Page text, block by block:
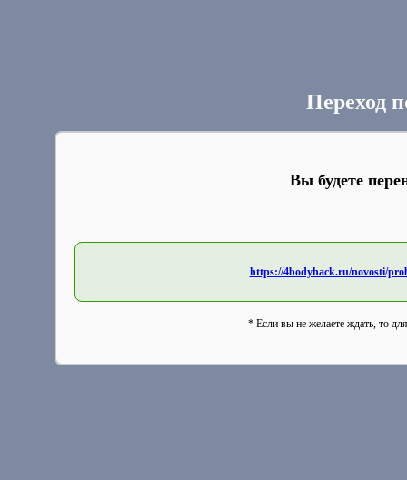
Переход
Вы будете
https://4bodyhack.ru/novosti/
* Если вы не желаете ждать, то